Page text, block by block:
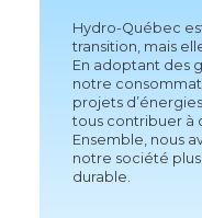
Hydro-Québec
transition, mais
En adoptant des
notre
projets
tous contribuer à
Ensemble, nous
notre société
durable.